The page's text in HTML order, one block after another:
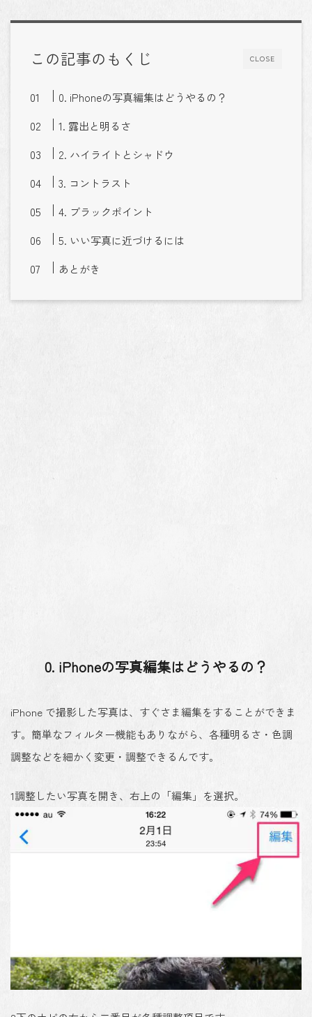
CLOSE
この記事のもくじ
0. iPhoneの写真編集はどうやるの？
1. 露出と明るさ
2. ハイライトとシャドウ
3. コントラスト
4. ブラックポイント
5. いい写真に近づけるには
あとがき
0. iPhoneの写真編集はどうやるの？
iPhone で撮影した写真は、すぐさま編集をすることができま
す。簡単なフィルター機能もありながら、各種明るさ・色調
調整などを細かく変更・調整できるんです。
1調整したい写真を開き、右上の「編集」を選択。